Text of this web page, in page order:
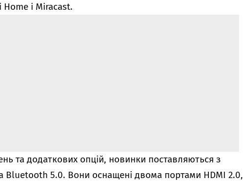
і Miracast.
та додаткових опцій, новинки поставляються з
Bluetooth 5.0. Вони оснащені двома портами HDMI 2.0,